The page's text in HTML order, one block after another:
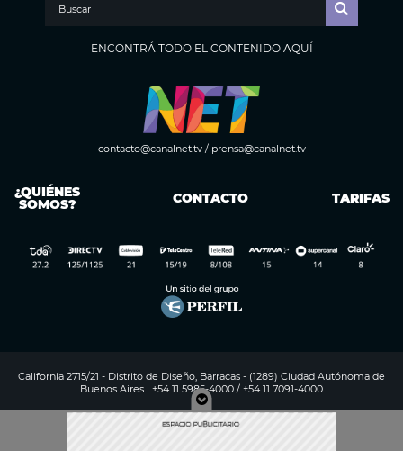
ENCONTRÁ TODO EL CONTENIDO AQUÍ
contacto@canalnet.tv/ prensa@canalnet.tv
¿QUIÉNES
SOMOS? CONTACTO TARIFAS
California 2715/21 - Distrito de Diseño, Barracas - (1289) Ciudad Autónoma de
Buenos Aires | +54 11 5985-4000 / +54 11 7091-4000
Digitalproserver